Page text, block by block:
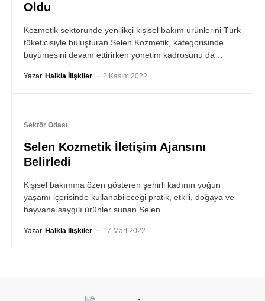
Oldu
Kozmetik sektöründe yenilikçi kişisel bakım ürünlerini Türk
tüketicisiyle buluşturan Selen Kozmetik, kategorisinde
büyümesini devam ettirirken yönetim kadrosunu da…
Yazar Halkla İlişkiler 2 Kasım 2022
Sektör Odası
Selen Kozmetik İletişim Ajansını
Belirledi
Kişisel bakımına özen gösteren şehirli kadının yoğun
yaşamı içerisinde kullanabileceği pratik, etkili, doğaya ve
hayvana saygılı ürünler sunan Selen…
Yazar Halkla İlişkiler 17 Mart 2022